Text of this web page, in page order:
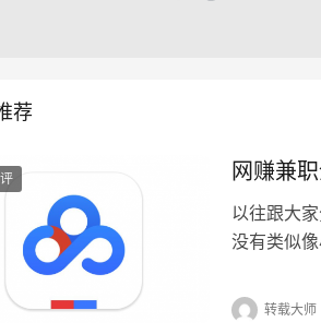
荐
网赚兼
以往跟大
没有类似
转载大师